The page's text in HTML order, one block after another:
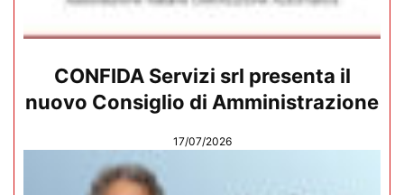
CONFIDA Servizi srl presenta il
nuovo Consiglio di Amministrazione
17/07/2026